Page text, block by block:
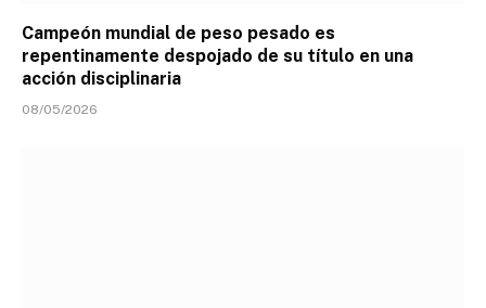
Campeón mundial de peso pesado es
repentinamente despojado de su título en una
acción disciplinaria
08/05/2026